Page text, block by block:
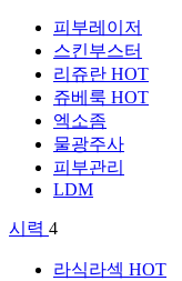
피부레이저
스킨부스터
리쥬란 HOT
쥬베룩 HOT
엑소좀
물광주사
피부관리
LDM
시력 4
라식라섹 HOT